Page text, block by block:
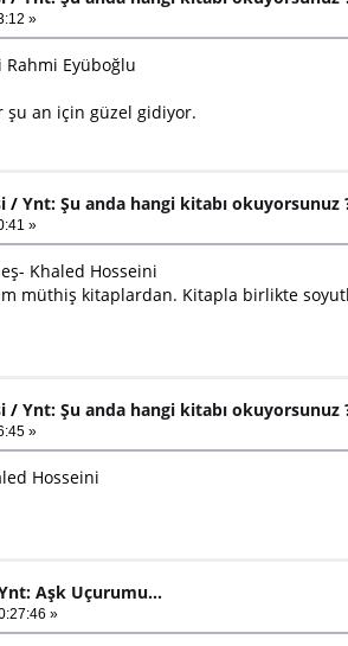
»
Eyüboğlu
şu an için güzel gidiyor.
/Ynt: Şu anda hangi kitabı
»
Khaled Hosseini
müthiş kitaplardan. Kitapla birlikte
/Ynt: Şu anda hangi kitabı
»
Hosseini
Aşk Uçurumu...
»